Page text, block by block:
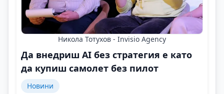
Никола Тотухов - Invisio Agency
Да внедриш AI без стратегия е като
да купиш самолет без пилот
Новини